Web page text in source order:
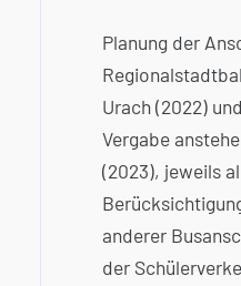
Planung der
Urach (2022)
Vergabe
(2023), jeweils
anderer
der